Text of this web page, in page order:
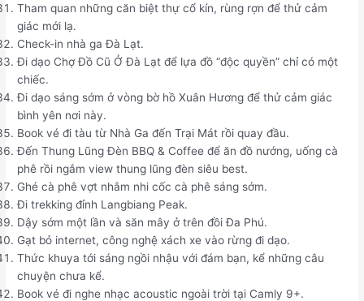
Tham quan những căn biệt thự cổ kín, rùng rợn để thử cảm
giác mới lạ.
Check-in nhà ga Đà Lạt.
Đi dạo Chợ Đồ Cũ Ở Đà Lạt để lựa đồ “độc quyền” chỉ có một
chiếc.
Đi dạo sáng sớm ở vòng bờ hồ Xuân Hương để thử cảm giác
bình yên nơi này.
Book vé đi tàu từ Nhà Ga đến Trại Mát rồi quay đầu.
Đến Thung Lũng Đèn BBQ & Coffee để ăn đồ nướng, uống cà
phê rồi ngắm view thung lũng đèn siêu best.
Ghé cà phê vợt nhâm nhi cốc cà phê sáng sớm.
Đi trekking đỉnh Langbiang Peak.
Dậy sớm một lần và săn mây ở trên đồi Đa Phú.
Gạt bỏ internet, công nghệ xách xe vào rừng đi dạo.
Thức khuya tới sáng ngồi nhậu với đám bạn, kể những câu
chuyện chưa kể.
Book vé đi nghe nhạc acoustic ngoài trời tại Camly 9+.